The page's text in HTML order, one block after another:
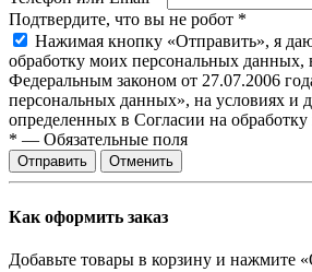
Подтвердите, что вы не робот *
Нажимая кнопку «Отправить», я даю
обработку моих персональных данных,
Федеральным законом от 27.07.2006
персональных данных», на условиях и
определенных в Согласии на
* — Обязательные поля
Отправить Отменить
Как оформить заказ
Добавьте товары в корзину и нажмите